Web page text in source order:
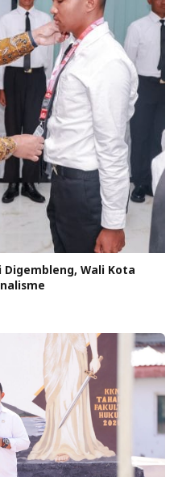
Digembleng, Wali Kota